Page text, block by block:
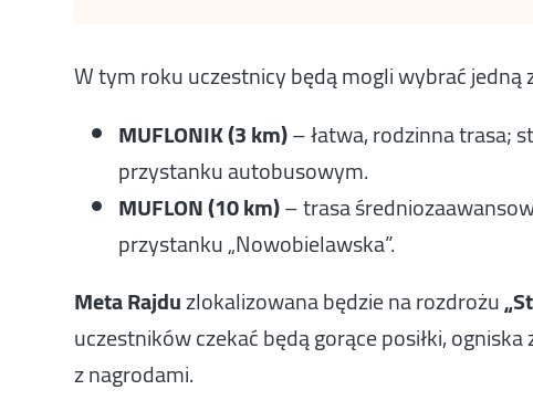
W tym roku uczestnicy będą mogli wybrać jedną
MUFLONIK (3 km)– łatwa, rodzinna trasa;
przystanku autobusowym.
MUFLON (10 km)– trasa
przystanku „Nowobielawska”.
Meta Rajduzlokalizowana będzie na rozdrożu
uczestników czekać będą gorące posiłki,
z nagrodami.